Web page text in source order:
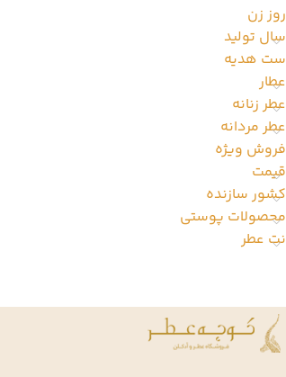
روز زن
سال تولید
ست هدیه
عطار
عطر زنانه
عطر مردانه
فروش ویژه
قیمت
کشور سازنده
محصولات پوستی
نت عطر